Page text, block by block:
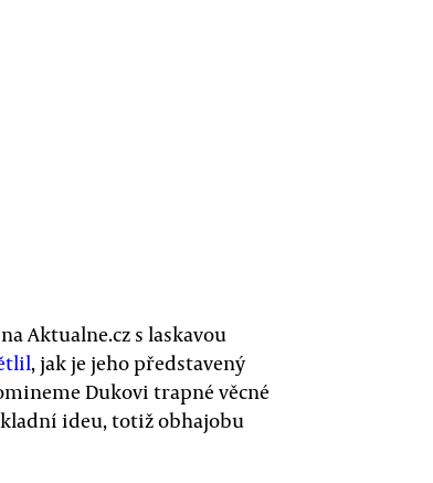
Aktualne.cz s laskavou
, jak je jeho představený
Dukovi trapné věcné
ideu, totiž obhajobu